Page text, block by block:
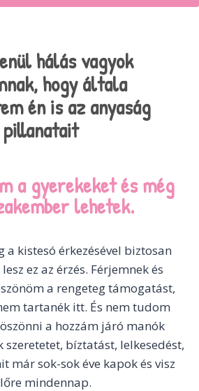
hálás vagyok
hogy általa
én is az anyaság
pillanatait
a gyerekeket és még
lehetek.
a kistesó érkezésével biztosan
ez az érzés. Férjemnek és
a rengeteg támogatást,
tartanék itt. És nem tudom
a hozzám járó manók
szeretetet, bíztatást, lelkesedést,
már sok-sok éve kapok és visz
mindennap.